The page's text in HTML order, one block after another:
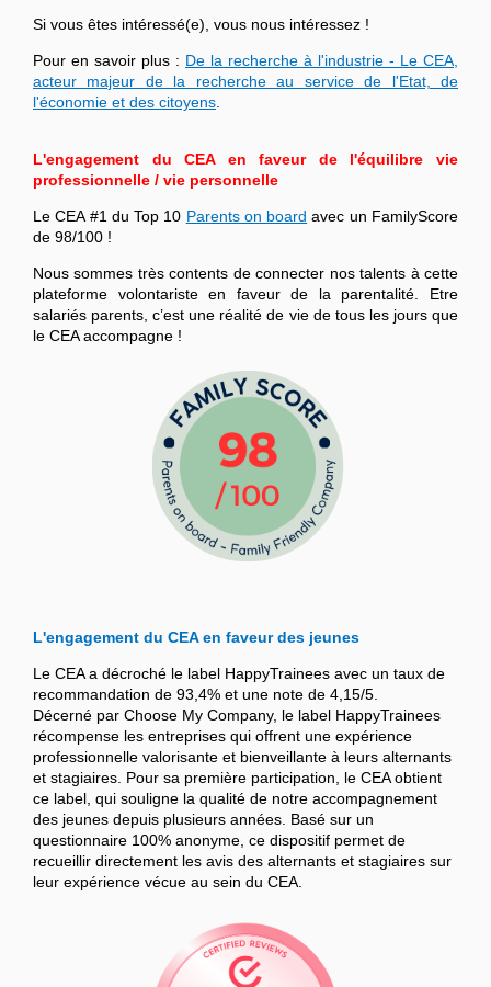
Si vous êtes intéressé(e), vous nous intéressez !
Pour en savoir plus : De la recherche à l'industrie - Le CEA,
acteur majeur de la recherche au service de l'Etat, de
l'économie et des citoyens
L'engagement du CEA en faveur de l'équilibre vie
professionnelle / vie personnelle
Le CEA #1 du Top 10 Parents on board avec un FamilyScore
de 98/100 !
Nous sommes très contents de connecter nos talents à cette
plateforme volontariste en faveur de la parentalité. Etre
salariés parents, c’est une réalité de vie de tous les jours que
le CEA accompagne !
L'engagement du CEA en faveur des jeunes
Le CEA a décroché le label HappyTrainees avec un taux de
recommandation de 93,4% et une note de 4,15/5.
Décerné par Choose My Company, le label HappyTrainees
récompense les entreprises qui offrent une expérience
professionnelle valorisante et bienveillante à leurs alternants
et stagiaires. Pour sa première participation, le CEA obtient
ce label, qui souligne la qualité de notre accompagnement
des jeunes depuis plusieurs années. Basé sur un
questionnaire 100% anonyme, ce dispositif permet de
recueillir directement les avis des alternants et stagiaires sur
leur expérience vécue au sein du CEA.